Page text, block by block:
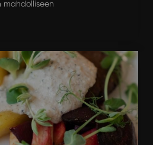
mahdolliseen